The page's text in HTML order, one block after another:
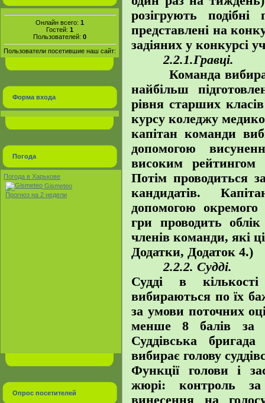
Онлайн всего: 1
Гостей: 1
Пользователей: 0
Пользователи посетившие наш сайт:
Форма входа
Погода
Погода в Харькове
Gismeteo
Прогноз на 2 недели
Опрос посетителей
розігрують
представлені на
задіяних у конкурсі
2.2.1.Гравці.
Команда
найбільш
рівня старших
курсу коледжу
капітан команди
допомогою
високим рейтингом
Потім проводиться
кандидатів.
допомогою окремого
гри проводить
членів команди, які
Додатки, Додаток 4.)
2.2.2. Судді.
Судді в
вибираються по їх
за умови поточних
менше 8 балів за
Суддівська
вибирає голову
Функції голови і
жюрі: контроль
винесення на